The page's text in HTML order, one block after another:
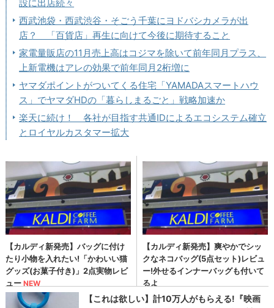
設に出店続々
西武池袋・西武渋谷・そごう千葉にヨドバシカメラが出
店？ 「百貨店」再生に向けて今後に期待すること
家電量販店の11月売上高はコジマを除いて前年同月プラス、
上新電機はアレの効果で前年同月2桁増に
ヤマダポイントがついてくる住宅「YAMADAスマートハウ
ス」でヤマダHDの「暮らしまるごと」戦略加速か
楽天に続け！ 各社が目指す共通IDによるエコシステム確立
とロイヤルカスタマー拡大